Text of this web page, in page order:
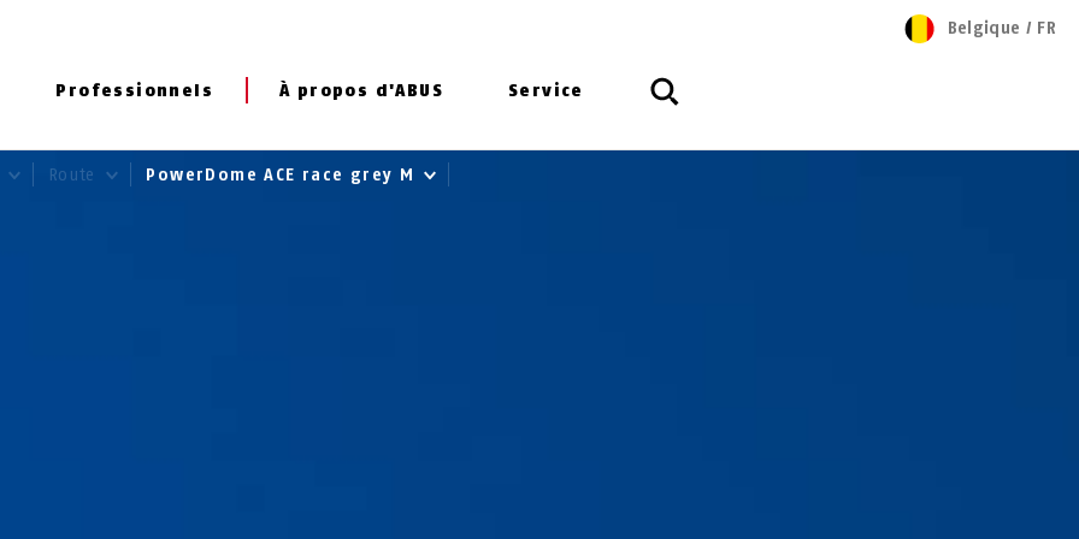
Professionnels À propos d'ABUS Service
Belgique / FR
Route PowerDome ACE race grey M